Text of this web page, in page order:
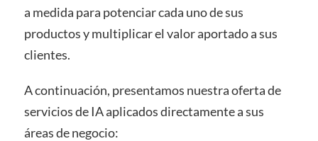
a medida para potenciar cada uno de sus
productos y multiplicar el valor aportado a sus
clientes.
A continuación, presentamos nuestra oferta de
servicios de IA aplicados directamente a sus
áreas de negocio: